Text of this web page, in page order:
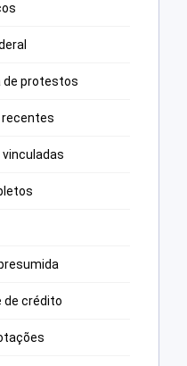
de protestos
recentes
de crédito